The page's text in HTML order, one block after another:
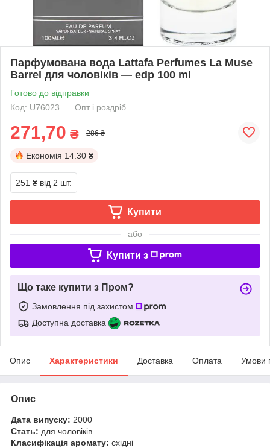
Парфумована вода Lattafa Perfumes La Muse
Barrel для чоловіків — edp 100 ml
Готово до відправки
Код: U76023
Опт і роздріб
271,70 ₴ 286 ₴
Економія 14.30 ₴
251 ₴ від 2 шт.
Купити
або
Купити з
Що таке купити з Пром?
Замовлення під захистом
Доступна доставка
Опис Характеристики Доставка Оплата Умови
Опис
Дата випуску: 2000
Стать: для чоловіків
Класифікація аромату: східні